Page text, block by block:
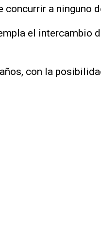
a ninguno
el intercambio
con la